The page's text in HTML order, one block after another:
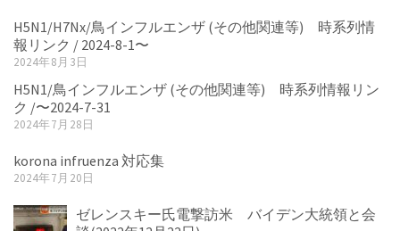
H5N1/H7Nx/鳥インフルエンザ (その他関連等) 時系列情
報リンク / 2024-8-1〜
2024年8月3日
H5N1/鳥インフルエンザ (その他関連等) 時系列情報リン
ク /〜2024-7-31
2024年7月28日
korona infruenza 対応集
2024年7月20日
ゼレンスキー氏電撃訪米 バイデン大統領と会